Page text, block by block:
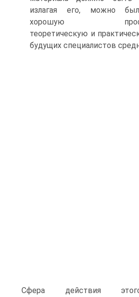
излагая его, можно
хорошую
теоретическую и
будущих специалистов
Сфера действия